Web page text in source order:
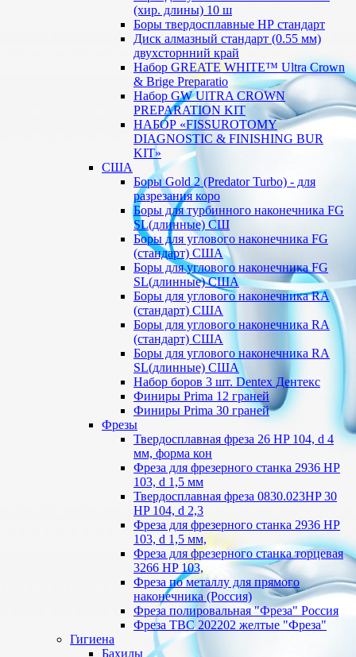
(хир. длины) 10 ш
Боры твердосплавные НР стандарт
Диск алмазный стандарт (0.55 мм)
двухсторнний край
Набор GREATE WHITE™ Ultra Crown
& Brige Preparatio
Набор GW UlTRA CROWN
PREPARATION KIT
НАБОР «FISSUROTOMY
DIAGNOSTIC & FINISHING BUR
KIT»
США
Боры Gold 2 (Predator Turbo) - для
разрезания коро
Боры для турбинного наконечника FG
SL(длинные) CШ
Боры для углового наконечника FG
(стандарт) США
Боры для углового наконечника FG
SL(длинные) CША
Боры для углового наконечника RA
(стандарт) США
Боры для углового наконечника RA
(стандарт) США
Боры для углового наконечника RA
SL(длинные) CША
Набор боров 3 шт. Dentex Дентекс
Финиры Prima 12 граней
Финиры Prima 30 граней
Фрезы
Твердосплавная фреза 26 HP 104, d 4
мм, форма кон
Фреза для фрезерного станка 2936 HP
103, d 1,5 мм
Твердосплавная фреза 0830.023HP 30
HP 104, d 2,3
Фреза для фрезерного станка 2936 HP
103, d 1,5 мм,
Фреза для фрезерного станка торцевая
3266 HP 103,
Фреза по металлу для прямого
наконечника (Россия)
Фреза полировальная "Фреза" Россия
Фреза ТВС 202202 желтые "Фреза"
Гигиена
Бахилы